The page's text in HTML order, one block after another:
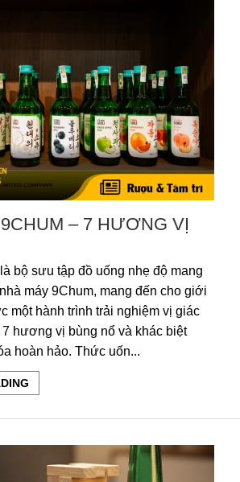
– 7 HƯƠNG VỊ
bộ sưu tập đồ uống nhẹ độ mang
máy 9Chum, mang đến cho giới
một hành trình trải nghiệm vị giác
hương vị bùng nổ và khác biệt
hoàn hảo. Thức uốn...